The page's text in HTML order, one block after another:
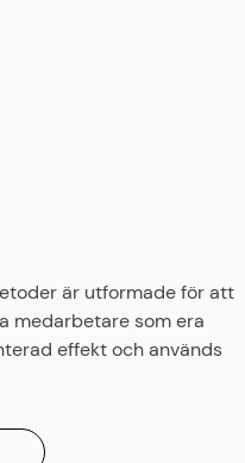
är utformade för att
medarbetare som era
effekt och används